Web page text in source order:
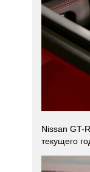
Nissan GT-
текущего